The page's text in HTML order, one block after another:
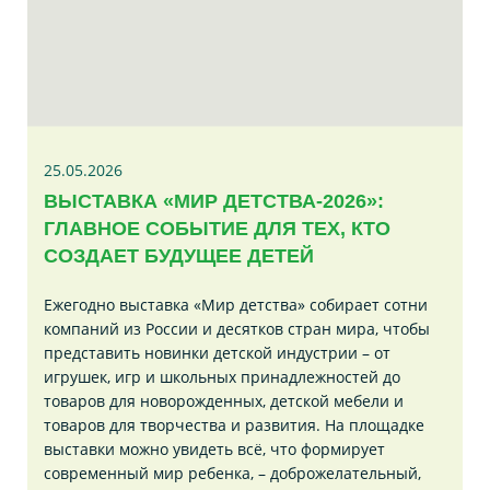
25.05.2026
ВЫСТАВКА «МИР ДЕТСТВА-2026»:
ГЛАВНОЕ СОБЫТИЕ ДЛЯ ТЕХ, КТО
СОЗДАЕТ БУДУЩЕЕ ДЕТЕЙ
Ежегодно выставка «Мир детства» собирает сотни
компаний из России и десятков стран мира, чтобы
представить новинки детской индустрии – от
игрушек, игр и школьных принадлежностей до
товаров для новорожденных, детской мебели и
товаров для творчества и развития. На площадке
выставки можно увидеть всё, что формирует
современный мир ребенка, – доброжелательный,